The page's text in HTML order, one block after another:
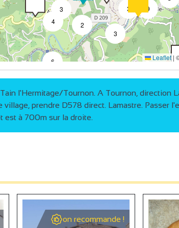
3
2
3
4
6
3
3
9
Leaflet |
l'Hermitage/Tournon. A Tournon, direction
prendre D578 direct. Lamastre. Passer
est à 700m sur la droite.
on recommande !